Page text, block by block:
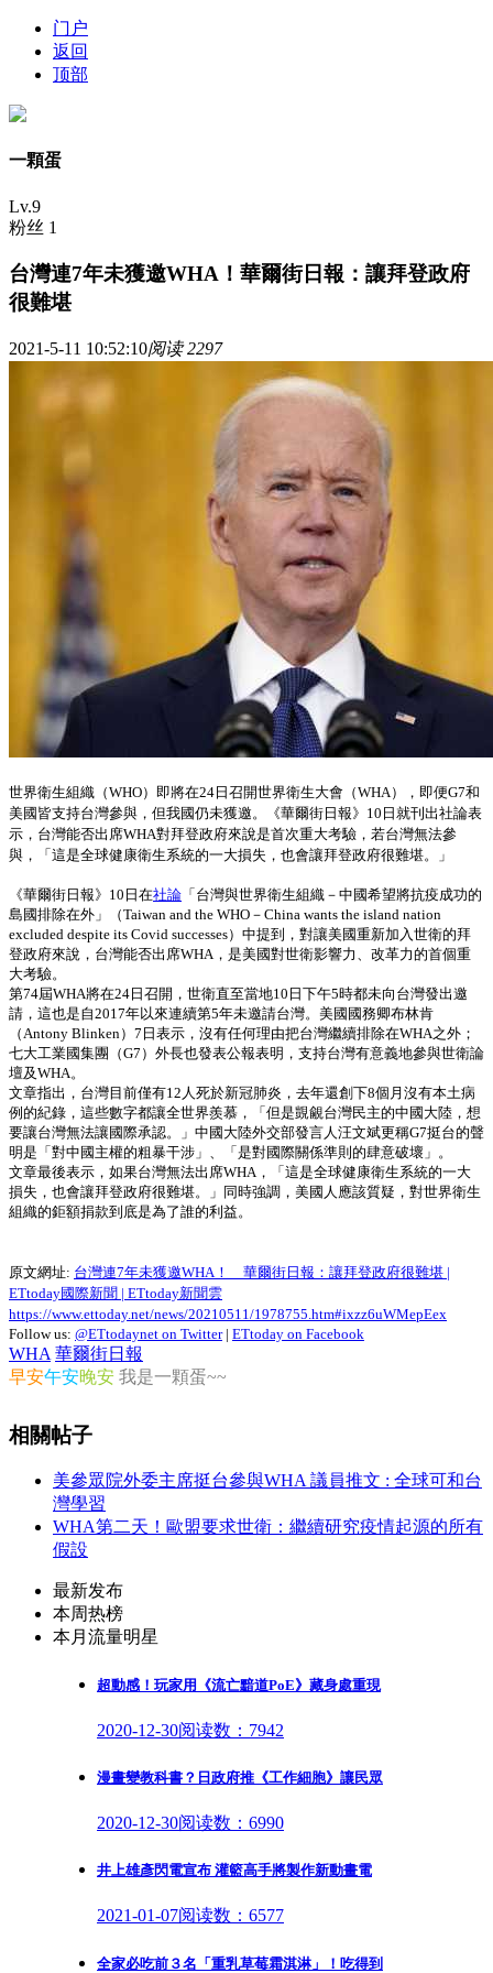
门户
返回
顶部
一顆蛋
Lv.9
粉丝 1
台灣連7年未獲邀WHA！華爾街日報：讓拜登政府
很難堪
2021-5-11 10:52:10阅读 2297
世界衛生組織（WHO）即將在24日召開世界衛生大會（WHA），即便G7和
美國皆支持台灣參與，但我國仍未獲邀。《華爾街日報》10日就刊出社論表
示，台灣能否出席WHA對拜登政府來說是首次重大考驗，若台灣無法參
與，「這是全球健康衛生系統的一大損失，也會讓拜登政府很難堪。」
《華爾街日報》10日在社論 「台灣與世界衛生組織－中國希望將抗疫成功的
島國排除在外」（Taiwan and the WHO－China wants the island nation
excluded despite its Covid successes）中提到，對讓美國重新加入世衛的拜
登政府來說，台灣能否出席WHA，是美國對世衛影響力、改革力的首個重
大考驗。
第74屆WHA將在24日召開，世衛直至當地10日下午5時都未向台灣發出邀
請，這也是自2017年以來連續第5年未邀請台灣。美國國務卿布林肯
（Antony Blinken）7日表示，沒有任何理由把台灣繼續排除在WHA之外；
七大工業國集團（G7）外長也發表公報表明，支持台灣有意義地參與世衛論
壇及WHA。
文章指出，台灣目前僅有12人死於新冠肺炎，去年還創下8個月沒有本土病
例的紀錄，這些數字都讓全世界羨慕，「但是覬覦台灣民主的中國大陸，想
要讓台灣無法讓國際承認。」中國大陸外交部發言人汪文斌更稱G7挺台的聲
明是「對中國主權的粗暴干涉」、「是對國際關係準則的肆意破壞」。
文章最後表示，如果台灣無法出席WHA，「這是全球健康衛生系統的一大
損失，也會讓拜登政府很難堪。」同時強調，美國人應該質疑，對世界衛生
組織的鉅額捐款到底是為了誰的利益。
原文網址: 台灣連7年未獲邀WHA！ 華爾街日報：讓拜登政府很難堪 |
ETtoday國際新聞 | ETtoday新聞雲
https://www.ettoday.net/news/20210511/1978755.htm#ixzz6uWMepEex
Follow us: @ETtodaynet on Twitter| ETtoday on Facebook
WHA 華爾街日報
早安午安晚安 我是一顆蛋~~
相關帖子
美參眾院外委主席挺台參與WHA 議員推文 : 全球可和台
灣學習
WHA第二天！歐盟要求世衛：繼續研究疫情起源的所有
假設
最新发布
本周热榜
本月流量明星
超動感！玩家用《流亡黯道PoE》藏身處重現
2020-12-30阅读数：7942
漫畫變教科書？日政府推《工作細胞》讓民眾
2020-12-30阅读数：6990
井上雄彥閃電宣布 灌籃高手將製作新動畫電
2021-01-07阅读数：6577
全家必吃前３名「重乳草莓霜淇淋」！吃得到